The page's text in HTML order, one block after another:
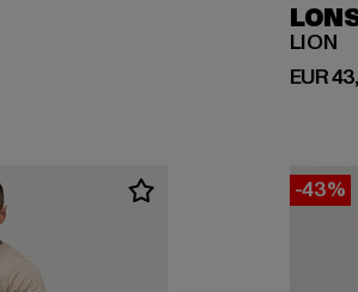
LION
EUR
Huidige
-43%